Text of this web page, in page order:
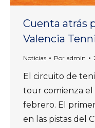
Cuenta atrás
Valencia
Noticias Por admin
El circuito de
tour comienza el
febrero. El
en las pistas del